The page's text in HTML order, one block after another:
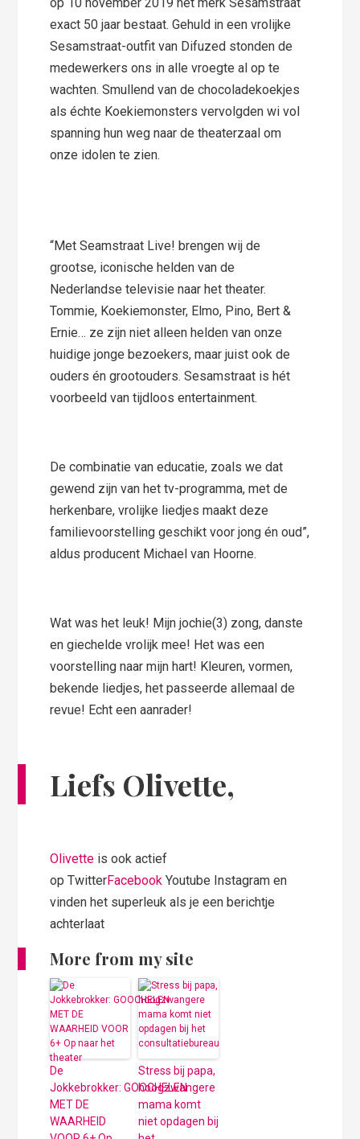
exact 50 jaar bestaat. Gehuld in een vrolijke
Sesamstraat-outfit van Difuzed stonden de
medewerkers ons in alle vroegte al op te
wachten. Smullend van de chocoladekoekjes
als échte Koekiemonsters vervolgden wi vol
spanning hun weg naar de theaterzaal om
onze idolen te zien.
“Met Seamstraat Live! brengen wij de
grootse, iconische helden van de
Nederlandse televisie naar het theater.
Tommie, Koekiemonster, Elmo, Pino, Bert &
Ernie… ze zijn niet alleen helden van onze
huidige jonge bezoekers, maar juist ook de
ouders én grootouders. Sesamstraat is hét
voorbeeld van tijdloos entertainment.
De combinatie van educatie, zoals we dat
gewend zijn van het tv-programma, met de
herkenbare, vrolijke liedjes maakt deze
familievoorstelling geschikt voor jong én oud”,
aldus producent Michael van Hoorne.
Wat was het leuk! Mijn jochie(3) zong, danste
en giechelde vrolijk mee! Het was een
voorstelling naar mijn hart! Kleuren, vormen,
bekende liedjes, het passeerde allemaal de
revue! Echt een aanrader!
Liefs Olivette,
Olivette is ook actief
op TwitterFacebook Youtube Instagram en
vinden het superleuk als je een berichtje
achterlaat
More from my site
De
Jokkebrokker: GOOCHELEN
MET DE
WAARHEID
Stress bij papa,
hoogzwangere
mama komt
niet opdagen bij